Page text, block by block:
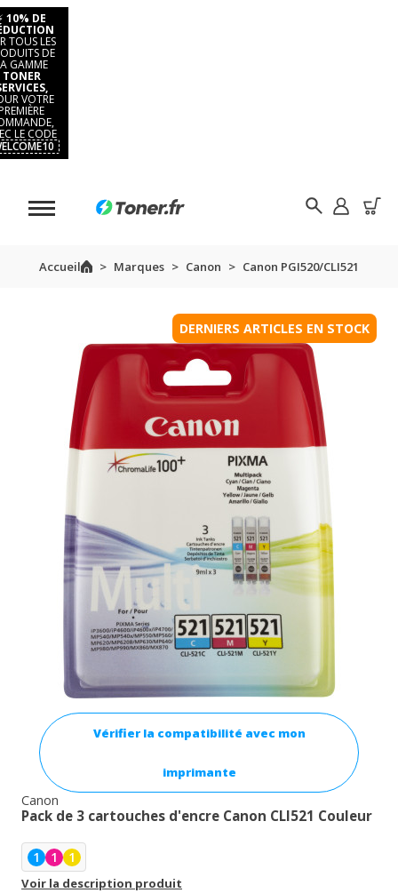
10% DE
TOUS LES
DE
GAMME
TONER
VOTRE
LE CODE
Accueil Marques Canon Canon PGI520/CLI521
DERNIERS ARTICLES EN STOCK
Vérifier la compatibilité avec mon
imprimante
Canon
Pack de 3 cartouches d'encre Canon CLI521 Couleur
1 1 1
Voir la description produit